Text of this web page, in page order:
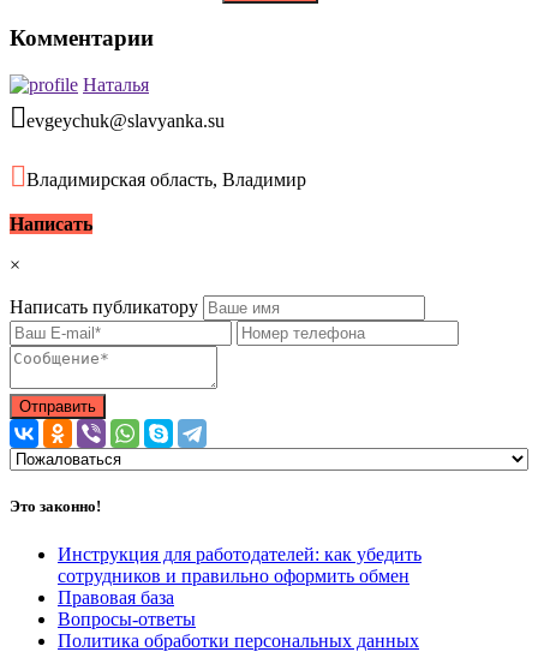
Комментарии
Наталья
evgeychuk@slavyanka.su
Владимирская область, Владимир
Написать
×
Написать публикатору
Это законно!
Инструкция для работодателей: как убедить
сотрудников и правильно оформить обмен
Правовая база
Вопросы-ответы
Политика обработки персональных данных